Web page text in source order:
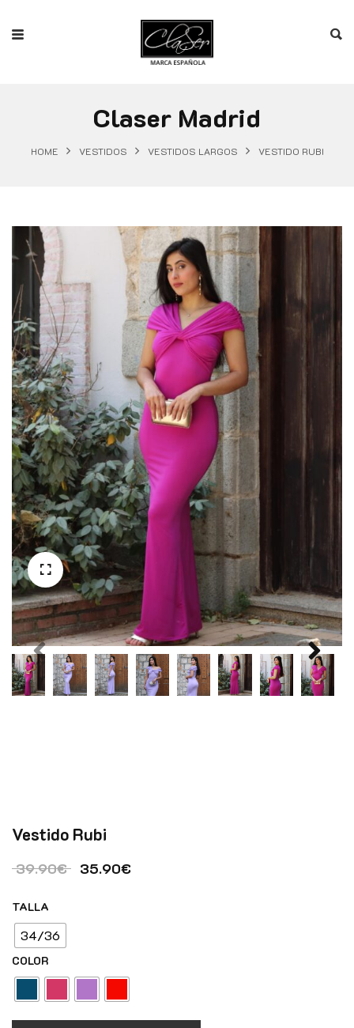
Claser Madrid
HOME VESTIDOS VESTIDOS LARGOS VESTIDO RUBI
Vestido Rubi
39.90€ El precio original era: 39.90€.
35.90€El precio actual es: 35.90€.
TALLA
34/36
COLOR